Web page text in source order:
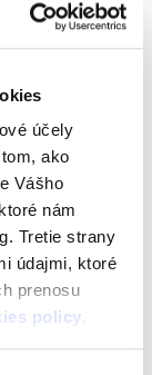
účely
ako
Vášho
nám
Tretie strany
údajmi, ktoré
prenosu
policy.
ŽENU
nakupujú
patria
Vedeli ste, že
uplatniť
na
ktorému
na účet! ALE
vždy o 20%